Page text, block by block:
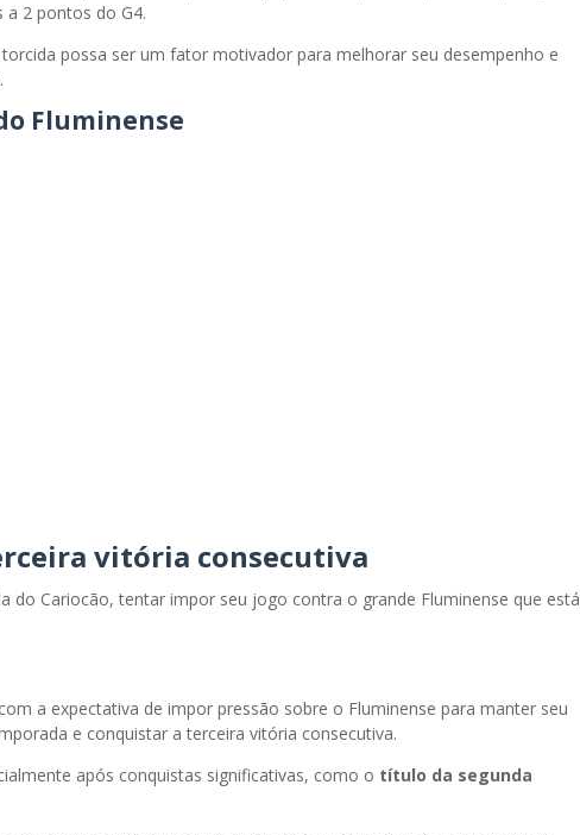
a 2 pontos do G4.
possa ser um fator motivador para melhorar seu desempenho e
Fluminense
vitória consecutiva
do Cariocão, tentar impor seu jogo contra o grande Fluminense que está
a expectativa de impor pressão sobre o Fluminense para manter seu
e conquistar a terceira vitória consecutiva.
após conquistas significativas, como o título da segunda